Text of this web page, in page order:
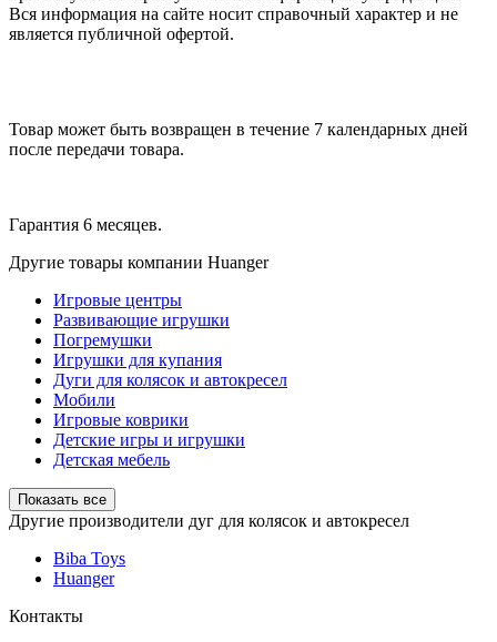
Вся информация на сайте носит справочный характер и не
является публичной офертой.
Товар может быть возвращен в течение 7 календарных дней
после передачи товара.
Гарантия 6 месяцев.
Другие товары компании Huanger
Игровые центры
Развивающие игрушки
Погремушки
Игрушки для купания
Дуги для колясок и автокресел
Мобили
Игровые коврики
Детские игры и игрушки
Детская мебель
Показать все
Другие производители дуг для колясок и автокресел
Biba Toys
Huanger
Контакты